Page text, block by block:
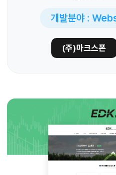
개발분야 :
(주)마크스폰